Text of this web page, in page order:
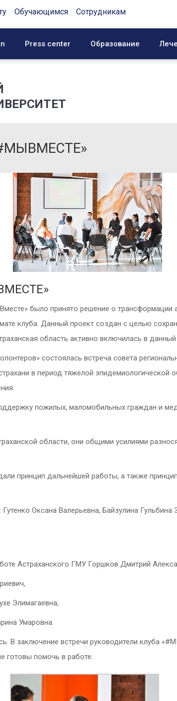
Обучающимся Сотрудникам
Press center Образование
было принято решение о
клуба. Данный проект создан с целью
область активно включилась в данный
состоялась встреча совета
в период тяжелой эпидемиологической
пожилых, маломобильных граждан и
области, они общими усилиями
принцип дальнейшей работы, а также
Оксана Валерьевна, Байзулина
Астраханского ГМУ Горшков Дмитрий
Элимагаевна,
Умаровна.
В заключение встречи руководители клуба
готовы помочь в работе.